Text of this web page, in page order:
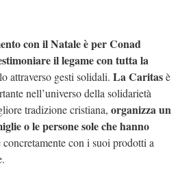
con il Natale è per Conad
il legame con tutta la
attraverso gesti solidali. La Caritasè
nell’universo della solidarietà
tradizione cristiana, organizza un
o le persone sole che hanno
con i suoi prodotti a